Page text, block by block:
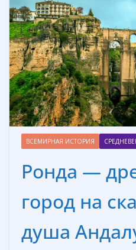
ВСЕМИРНАЯ ИСТОРИЯ
Ронда —
город на
душа